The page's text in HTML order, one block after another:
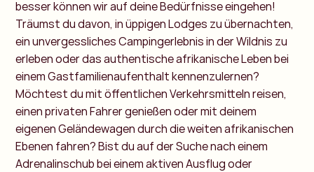
besser können wir auf deine Bedürfnisse eingehen!
Träumst du davon, in üppigen Lodges zu übernachten,
ein unvergessliches Campingerlebnis in der Wildnis zu
erleben oder das authentische afrikanische Leben bei
einem Gastfamilienaufenthalt kennenzulernen?
Möchtest du mit öffentlichen Verkehrsmitteln reisen,
einen privaten Fahrer genießen oder mit deinem
eigenen Geländewagen durch die weiten afrikanischen
Ebenen fahren? Bist du auf der Suche nach einem
Adrenalinschub bei einem aktiven Ausflug oder